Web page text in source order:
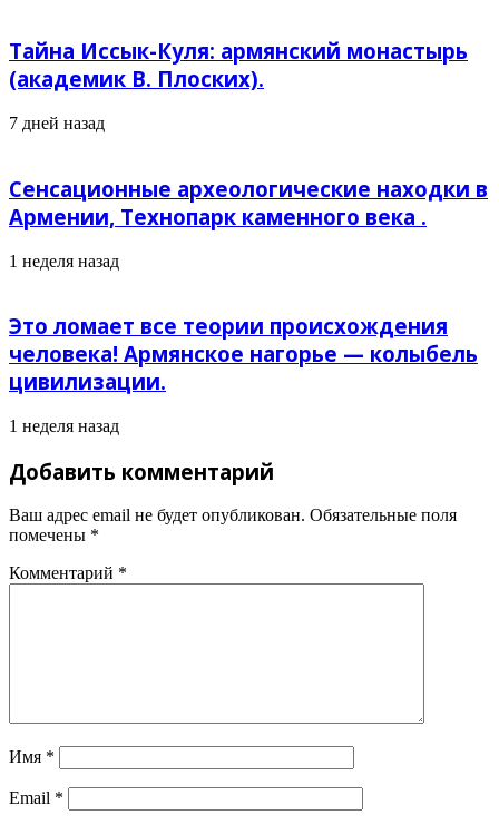
Тайна Иссык-Куля: армянский монастырь
(академик В. Плоских).
7 дней назад
Сенсационные археологические находки в
Армении, Технопарк каменного века .
1 неделя назад
Это ломает все теории происхождения
человека! Армянское нагорье — колыбель
цивилизации.
1 неделя назад
Добавить комментарий
Ваш адрес email не будет опубликован. Обязательные поля
помечены *
Комментарий *
Имя *
Email *